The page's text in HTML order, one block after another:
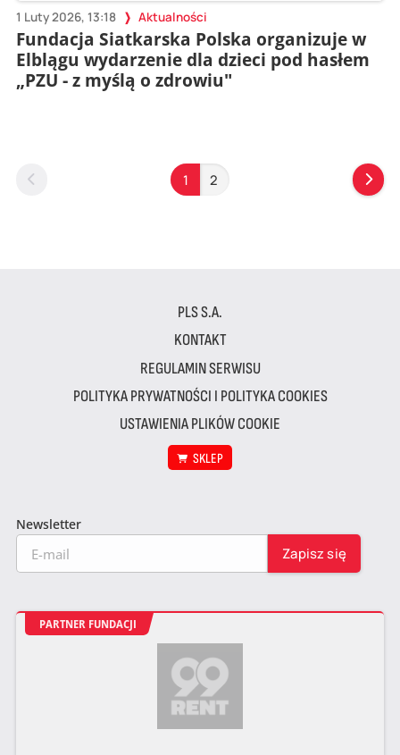
1 Luty 2026, 13:18 Aktualności
Fundacja Siatkarska Polska organizuje w
Elblągu wydarzenie dla dzieci pod hasłem
„PZU - z myślą o zdrowiu"
1 2
PLS S.A.
KONTAKT
REGULAMIN SERWISU
POLITYKA PRYWATNOŚCI I POLITYKA COOKIES
USTAWIENIA PLIKÓW COOKIE
SKLEP
Newsletter
PARTNER FUNDACJI